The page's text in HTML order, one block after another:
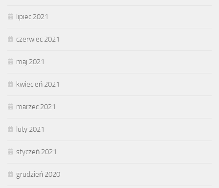
lipiec 2021
czerwiec 2021
maj 2021
kwiecień 2021
marzec 2021
luty 2021
styczeń 2021
grudzień 2020